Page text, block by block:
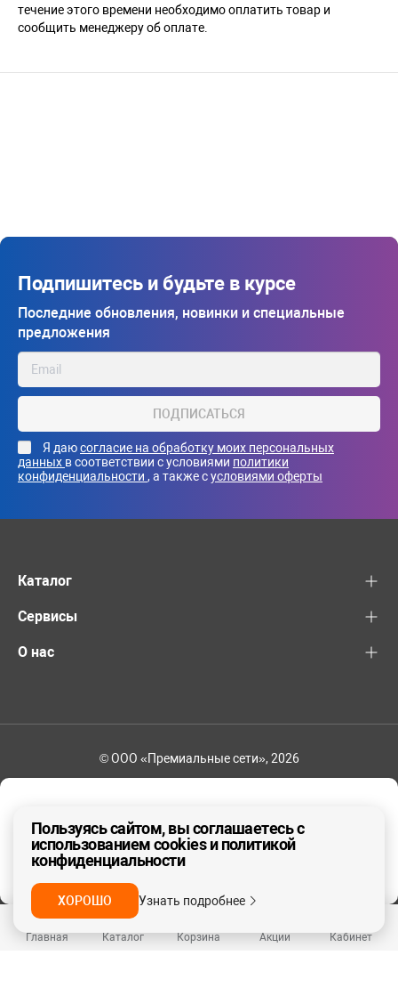
Главная Каталог Корзина Акции Кабинет
ДА, ВЕРНО
течение этого времени необходимо оплатить товар и
сообщить менеджеру об оплате.
Подпишитесь и будьте в курсе
Последние обновления, новинки и специальные
предложения
ПОДПИСАТЬСЯ
Я даюсогласие на обработку моих персональных
данных в соответствии с условиями политики
конфиденциальности , а также сусловиями оферты
Каталог
Сервисы
О нас
© ООО «Премиальные сети», 2026
Пользуясь сайтом, вы соглашаетесь с
использованием cookies и политикой
конфиденциальности
ХОРОШО Узнать подробнее